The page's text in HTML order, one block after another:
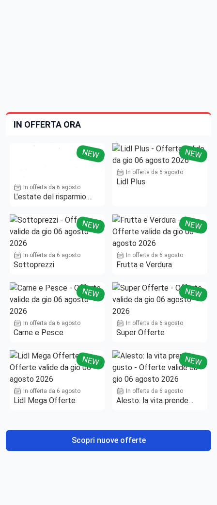
IN OFFERTA ORA
NEW
In offerta da 6 agosto
L'estate del risparmio.
NEW
In offerta da 6 agosto
Lidl Plus
NEW
In offerta da 6 agosto
Sottoprezzi
NEW
In offerta da 6 agosto
Frutta e Verdura
NEW
In offerta da 6 agosto
Carne e Pesce
NEW
In offerta da 6 agosto
Super Offerte
NEW
In offerta da 6 agosto
Lidl Mega Offerte
NEW
In offerta da 6 agosto
Alesto: la vita prende
Scopri nuove offerte